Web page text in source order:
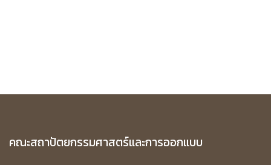
คณะสถาปัตยกรรมศาสตร์และการออกแบบ